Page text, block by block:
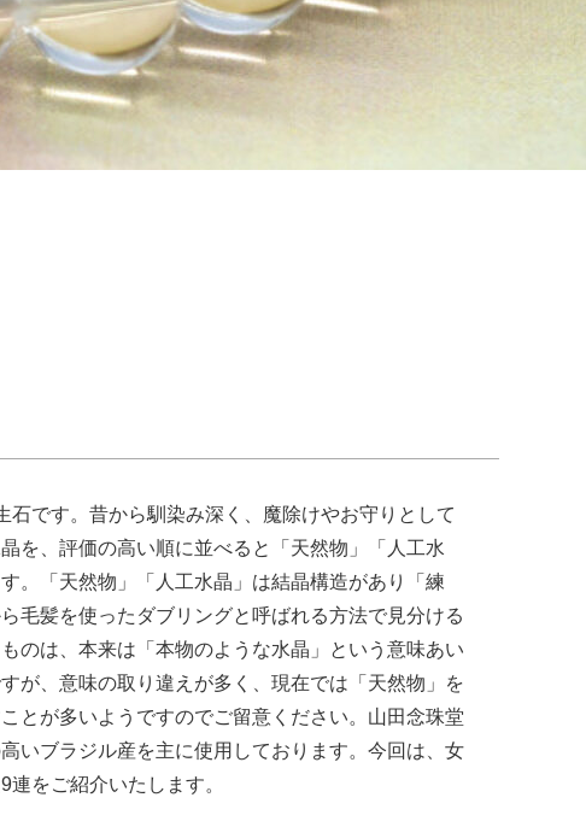
石です。昔から馴染み深く、魔除けやお守りとして
を、評価の高い順に並べると「天然物」「人工水
。「天然物」「人工水晶」は結晶構造があり「練
毛髪を使ったダブリングと呼ばれる方法で見分ける
のは、本来は「本物のような水晶」という意味あい
が、意味の取り違えが多く、現在では「天然物」を
とが多いようですのでご留意ください。山田念珠堂
いブラジル産を主に使用しております。今回は、女
をご紹介いたします。